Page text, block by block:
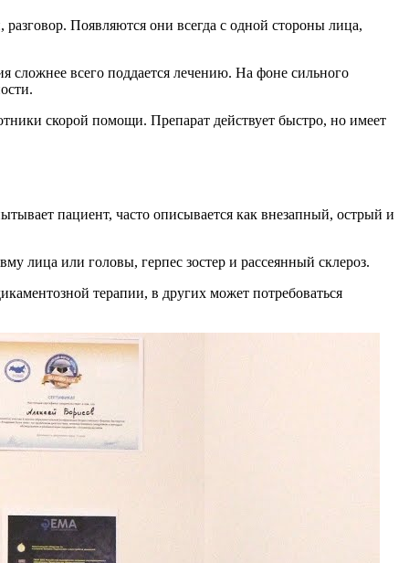
Появляются они всегда с одной стороны лица,
всего поддается лечению. На фоне сильного
скорой помощи. Препарат действует быстро, но имеет
пациент, часто описывается как внезапный, острый и
лица или головы, герпес зостер и рассеянный склероз.
терапии, в других может потребоваться